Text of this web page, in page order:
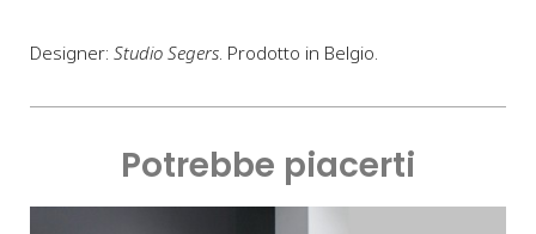
Designer: Studio Segers. Prodotto in Belgio.
Potrebbe piacerti